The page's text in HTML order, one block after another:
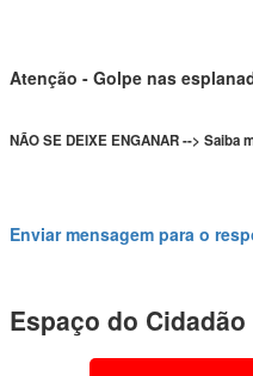
Atenção - Golpe nas
NÃO SE DEIXE ENGANAR --> Saiba
Enviar mensagem para o
Espaço do Cidadão